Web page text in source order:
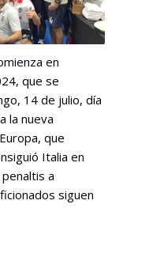
en
que se
14 de julio, día
la nueva
que
Italia en
a
siguen